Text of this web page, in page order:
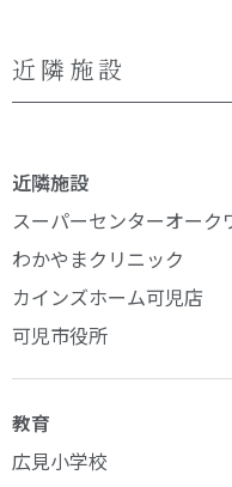
近隣施設
近隣施設
スーパーセンターオーク
わかやまクリニック
カインズホーム可児店
可児市役所
教育
広見小学校